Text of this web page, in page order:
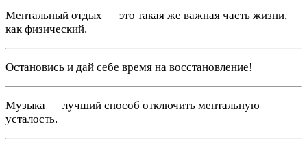
Ментальный отдых — это такая же важная часть жизни,
как физический.
Остановись и дай себе время на восстановление!
Музыка — лучший способ отключить ментальную
усталость.